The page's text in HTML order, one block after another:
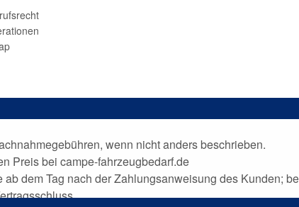
wenn nicht anders beschrieben.
Preis bei campe-fahrzeugbedarf.de
dem Tag nach der Zahlungsanweisung des Kunden;